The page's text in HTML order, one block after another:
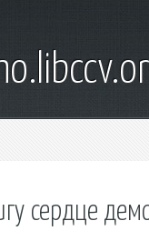
сердце